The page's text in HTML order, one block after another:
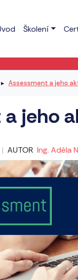
Školení
Assessment a jeho
jeho
| AUTOR Ing. Adéla